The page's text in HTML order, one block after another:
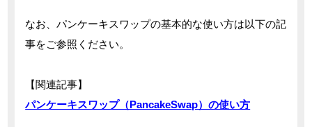
なお、パンケーキスワップの基本的な使い方は以下の記
事をご参照ください。
【関連記事】
パンケーキスワップ（PancakeSwap）の使い方